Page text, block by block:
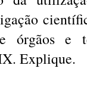
órgãos e
Explique.